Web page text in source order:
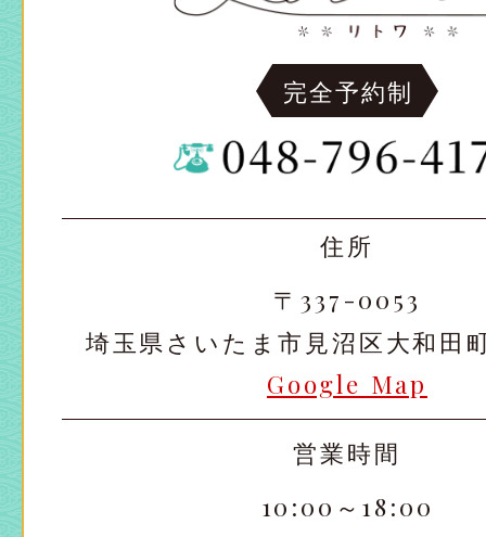
完全予約制
住所
〒337-0053
埼玉県さいたま市見沼区大和田
Google Map
営業時間
10:00～18:00